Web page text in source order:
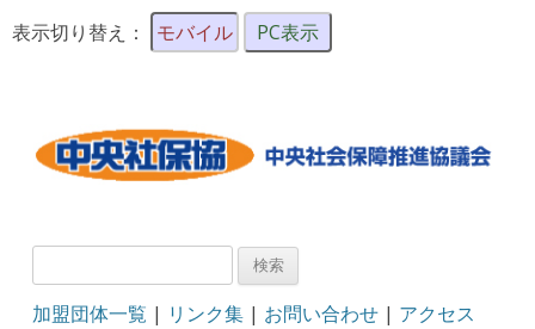
表示切り替え： モバイル PC表示
検
加盟団体一覧 | リンク集 | お問い合わせ | アクセス